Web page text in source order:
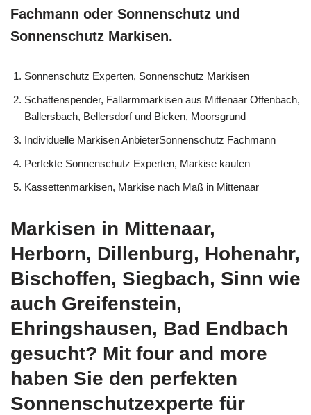
Fachmann oder Sonnenschutz und
Sonnenschutz Markisen.
Sonnenschutz Experten, Sonnenschutz Markisen
Schattenspender, Fallarmmarkisen aus Mittenaar Offenbach,
Ballersbach, Bellersdorf und Bicken, Moorsgrund
Individuelle Markisen AnbieterSonnenschutz Fachmann
Perfekte Sonnenschutz Experten, Markise kaufen
Kassettenmarkisen, Markise nach Maß in Mittenaar
Markisen in Mittenaar,
Herborn, Dillenburg, Hohenahr,
Bischoffen, Siegbach, Sinn wie
auch Greifenstein,
Ehringshausen, Bad Endbach
gesucht? Mit four and more
haben Sie den perfekten
Sonnenschutzexperte für